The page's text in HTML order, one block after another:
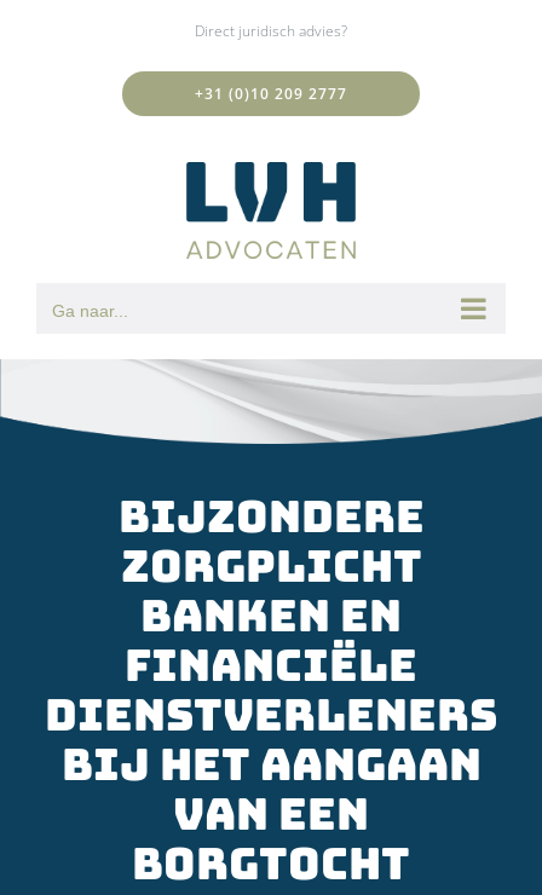
Direct juridisch advies?
+31 (0)10 209 2777
Ga naar...
Bijzondere
zorgplicht
banken en
financiële
dienstverleners
bij het aangaan
van een
borgtocht